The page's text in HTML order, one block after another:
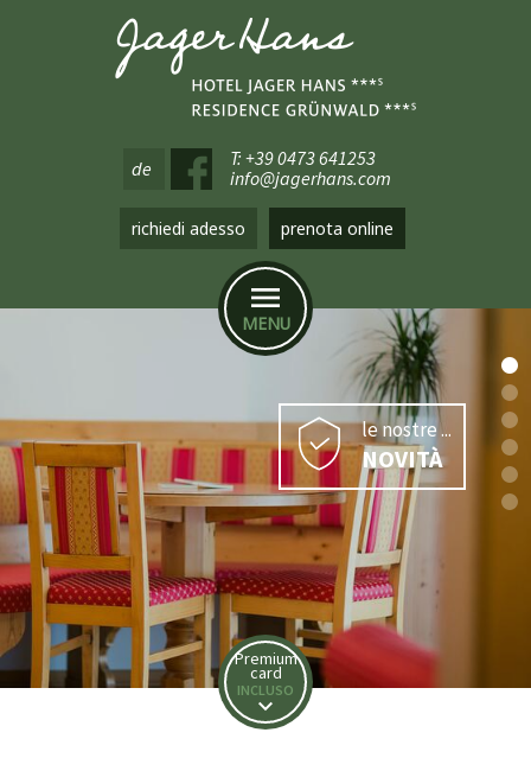
de
T: +39 0473 641253
info@jagerhans.com
richiedi adesso prenota online
MENU
le nostre ...
NOVITÀ
Premium
card
INCLUSO